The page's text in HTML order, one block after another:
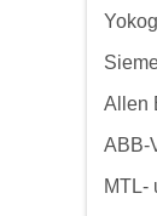
Allen
ABB-
MTL-